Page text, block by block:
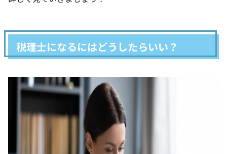
税理士になるにはどうしたらいい？